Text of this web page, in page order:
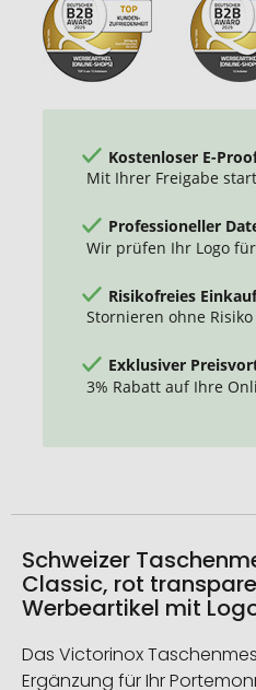
Kostenloser E-
Mit Ihrer Freigabe
Professioneller
Wir prüfen Ihr Logo
Risikofreies
Stornieren ohne
Exklusiver
3% Rabatt auf Ihre
Schweizer
Classic, rot
Werbeartikel mit
Das Victorinox
Ergänzung für Ihr